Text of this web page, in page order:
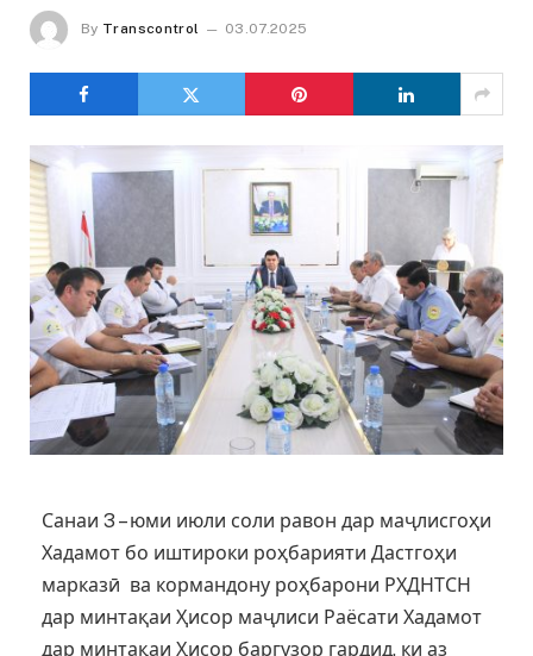
By Transcontrol 03.07.2025
Санаи 3 – юми июли соли равон дар маҷлисгоҳи
Хадамот бо иштироки роҳбарияти Дастгоҳи
марказӣ ва кормандону роҳбарони РХДНТСН
дар минтақаи Ҳисор маҷлиси Раёсати Хадамот
дар минтақаи Ҳисор баргузор гардид, ки аз